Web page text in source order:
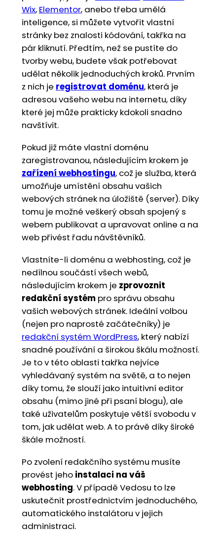
Wix, Elementor, anebo třeba umělá
inteligence, si můžete vytvořit vlastní
stránky bez znalosti kódování, takřka na
pár kliknutí. Předtím, než se pustíte do
tvorby webu, budete však potřebovat
udělat několik jednoduchých kroků. Prvním
z nich je registrovat doménu, která je
adresou vašeho webu na internetu, díky
které jej může prakticky kdokoli snadno
navštívit.
Pokud již máte vlastní doménu
zaregistrovanou, následujícím krokem je
zařízení webhostingu, což je služba, která
umožňuje umístění obsahu vašich
webových stránek na úložiště (server). Díky
tomu je možné veškerý obsah spojený s
webem publikovat a upravovat online a na
web přivést řadu návštěvníků.
Vlastníte-li doménu a webhosting, což je
nedílnou součástí všech webů,
následujícím krokem je zprovoznit
redakční systém pro správu obsahu
vašich webových stránek. Ideální volbou
(nejen pro naprosté začátečníky) je
redakční systém WordPress, který nabízí
snadné používání a širokou škálu možností.
Je to v této oblasti takřka nejvíce
vyhledávaný systém na světě, a to nejen
díky tomu, že slouží jako intuitivní editor
obsahu (mimo jiné při psaní blogu), ale
také uživatelům poskytuje větší svobodu v
tom, jak udělat web. A to právě díky široké
škále možností.
Po zvolení redakčního systému musíte
provést jehoinstalaci na váš
webhosting. V případě Vedosu to lze
uskutečnit prostřednictvím jednoduchého,
automatického instalátoru v jejich
administraci.